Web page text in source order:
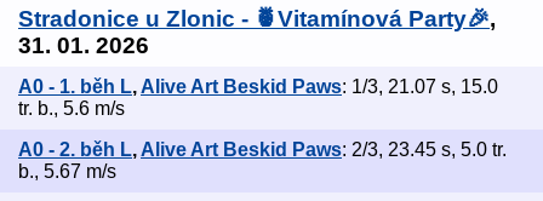
Stradonice u Zlonic - 🍍Vitamínová Party🎉,
31. 01. 2026
A0 - 1. běh L,Alive Art Beskid Paws: 1/3, 21.07 s, 15.0
tr. b., 5.6 m/s
A0 - 2. běh L, Alive Art Beskid Paws: 2/3, 23.45 s, 5.0 tr.
b., 5.67 m/s